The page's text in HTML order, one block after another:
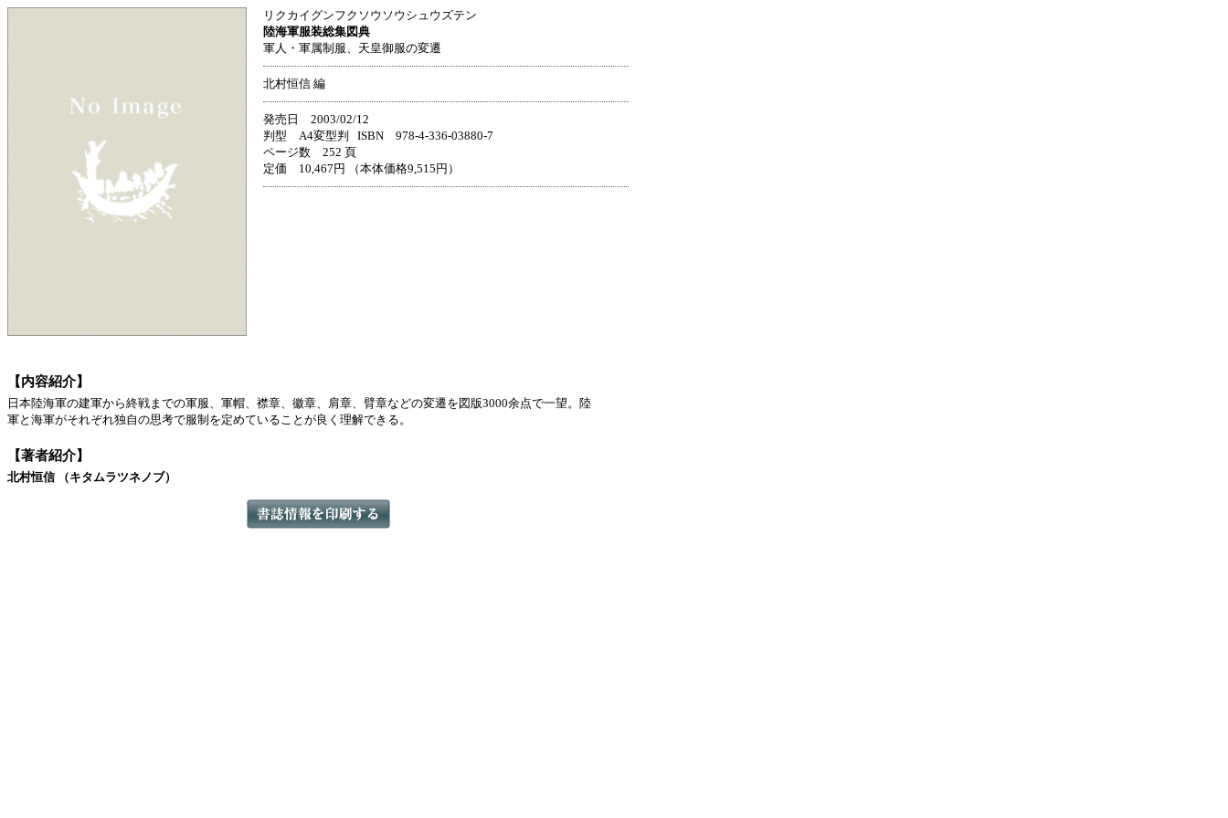
リクカイグンフクソウソウシュウズテン
陸海軍服装総集図典
軍人・軍属制服、天皇御服の変遷
北村恒信 編
発売日 2003/02/12
判型 A4変型判 ISBN 978-4-336-03880-7
ページ数 252 頁
定価 10,467円 （本体価格9,515円）
【内容紹介】
日本陸海軍の建軍から終戦までの軍服、軍帽、襟章、徽章、肩章、臂章などの変遷を図版3000余点で一望。陸
軍と海軍がそれぞれ独自の思考で服制を定めていることが良く理解できる。
【著者紹介】
北村恒信 （キタムラツネノブ）